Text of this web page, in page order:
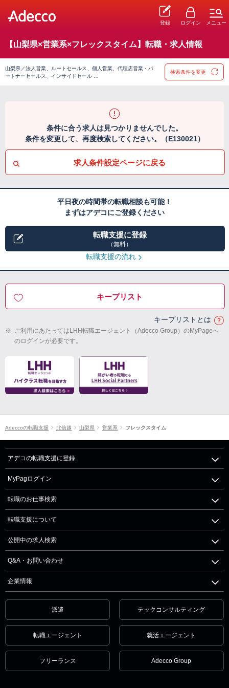
登録 ログイン メニュー
【山梨県×営業系×フレックスタイム】転職・求人情報
山梨県／法人営業、ルートセールス、個人営業、代理店営業・パ
ートナーセールス、インサイドセール …
検索条件を変更
条件に合う求人は見つかりませんでした。
条件を変更して、再度検索してください。（E130021）
求人条件設定ページに戻る
平日夜の時間帯の転職相談も可能！
まずはアデコにご登録ください
転職支援に登録
（無料）
転職支援の流れ
キープリスト
キープリストとは
※ ご利用にあたってはLHH転職エージェント（Adecco Group）のMyPageへ
のログインが必要です。
Adeccoの転職支援 北信越 山梨県 営業系 フレックスタイム
アデコの転職支援に登録
MyPagログイン
転職のお仕事検索
転職支援について
公開中の求人検索
Q&A・お問い合わせ
企業情報
派遣 テックコンサルティング
転職エージェント 就活エージェント
フリーランス Adecco Group